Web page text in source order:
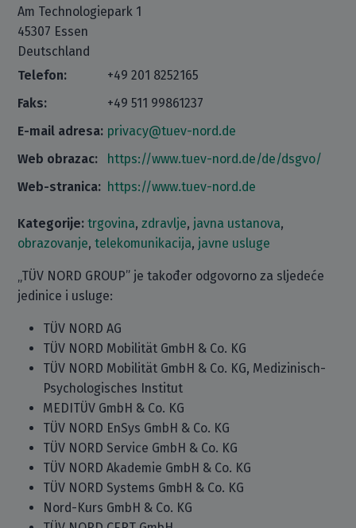
Am Technologiepark 1
45307 Essen
Deutschland
Telefon:
+49 201 8252165
Faks:
+49 511 99861237
E-mail adresa: privacy@tuev-nord.de
Web obrazac:
https://www.tuev-nord.de/de/dsgvo/
Web-stranica: https://www.tuev-nord.de
Kategorije: trgovina,zdravlje, javna ustanova,
obrazovanje,telekomunikacija, javne usluge
„TÜV NORD GROUP” je također odgovorno za sljedeće
jedinice i usluge:
TÜV NORD AG
TÜV NORD Mobilität GmbH & Co. KG
TÜV NORD Mobilität GmbH & Co. KG, Medizinisch-
Psychologisches Institut
MEDITÜV GmbH & Co. KG
TÜV NORD EnSys GmbH & Co. KG
TÜV NORD Service GmbH & Co. KG
TÜV NORD Akademie GmbH & Co. KG
TÜV NORD Systems GmbH & Co. KG
Nord-Kurs GmbH & Co. KG